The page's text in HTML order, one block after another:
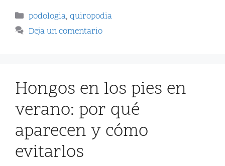
podologia,quiropodia
Deja un comentario
Hongos en los pies en
verano: por qué
aparecen y cómo
evitarlos